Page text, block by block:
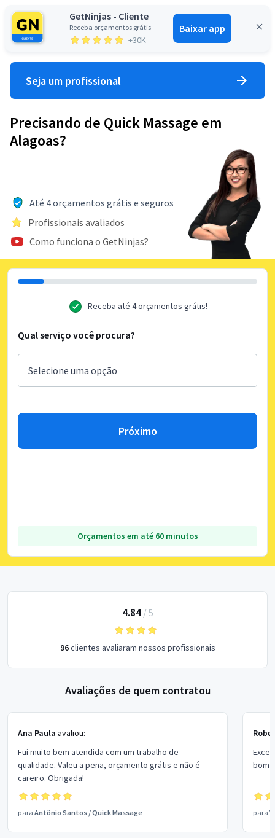
GetNinjas - Cliente
Receba orçamentos grátis
+30K
Baixar app
Entrar
Seja um profissional
Precisando de Quick Massage em
Alagoas?
Até 4 orçamentos grátis e seguros
Profissionais avaliados
Como funciona o GetNinjas?
Receba até 4 orçamentos grátis!
Qual serviço você procura?
Próximo
Orçamentos em até 60 minutos
4.84/ 5
96clientes avaliaram nossos profissionais
Avaliações de quem contratou
Ana Paula avaliou:
Fui muito bem atendida com um trabalho de
qualidade. Valeu a pena, orçamento grátis e não é
careiro. Obrigada!
para Antônio Santos /Quick Massage
bom
para